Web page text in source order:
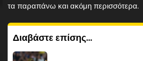
τα παραπάνω και ακόμη περισσότερα.
Διαβάστε επίσης...